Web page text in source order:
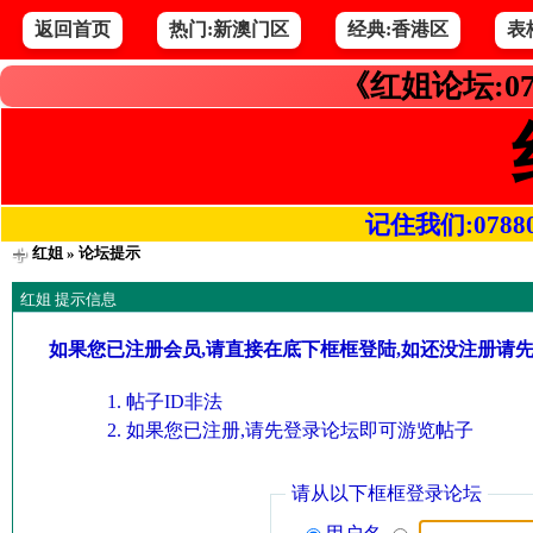
返回首页 热门:新澳门区 经典:香港区 表
《红姐论坛
记住我们
红姐» 论坛提示
红姐 提示信息
如果您已注册会员,请直接在底下框框登陆,如还没注册请
帖子ID非法
如果您已注册,请先登录论坛即可游览帖子
请从以下框框登录论坛